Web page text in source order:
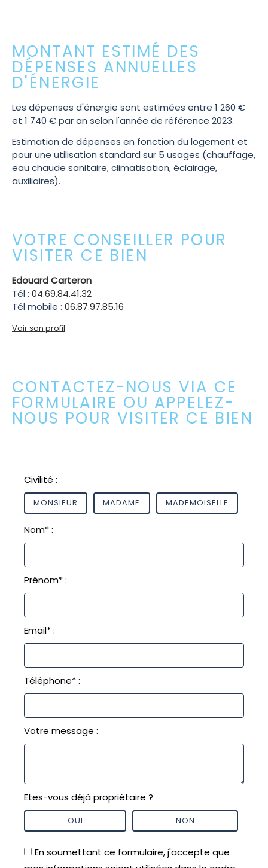
MONTANT ESTIMÉ DES
DÉPENSES ANNUELLES
D'ÉNERGIE
Les dépenses d'énergie sont estimées entre 1 260 €
et 1 740 € par an selon l'année de référence 2023.
Estimation de dépenses en fonction du logement et
pour une utilisation standard sur 5 usages (chauffage,
eau chaude sanitaire, climatisation, éclairage,
auxiliaires).
VOTRE CONSEILLER POUR
VISITER CE BIEN
Edouard Carteron
Tél : 04.69.84.41.32
Tél mobile : 06.87.97.85.16
Voir son profil
CONTACTEZ-NOUS VIA CE
FORMULAIRE OU APPELEZ-
NOUS POUR VISITER CE BIEN
Civilité :
MONSIEUR MADAME MADEMOISELLE
Nom* :
Prénom* :
Email* :
Téléphone* :
Votre message :
Etes-vous déjà propriétaire ?
OUI NON
En soumettant ce formulaire, j'accepte que